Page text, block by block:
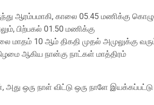
ஆரம்பமாகி, காலை 05.45 மணிக்கு
பிற்பகல் 01.50 மணிக்கு
மாதம் 10 ஆம் திகதி முதல் அமுலுக்கு
ஆகிய நான்கு நாட்கள் மாத்திரம்
ஒரு நாள் விட்டு ஒரு நாளே இயக்கப்பட்டு